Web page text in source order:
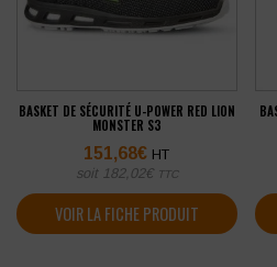
BASKET DE SÉCURITÉ U-POWER RED LION
MONSTER S3
151,68€ HT
soit 182,02€ TTC
VOIR LA FICHE PRODUIT